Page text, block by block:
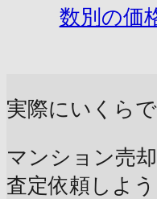
数別の価
実際にいくら
マンション売
査定依頼しよう